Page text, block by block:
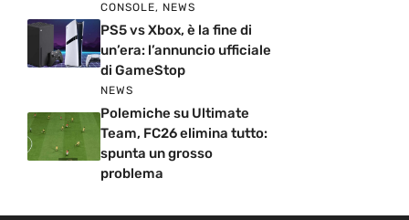
CONSOLE, NEWS
PS5 vs Xbox, è la fine di
un’era: l’annuncio ufficiale
di GameStop
NEWS
Polemiche su Ultimate
Team, FC26 elimina tutto:
spunta un grosso
problema